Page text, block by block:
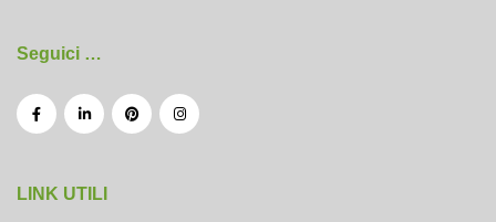
Seguici …
LINK UTILI